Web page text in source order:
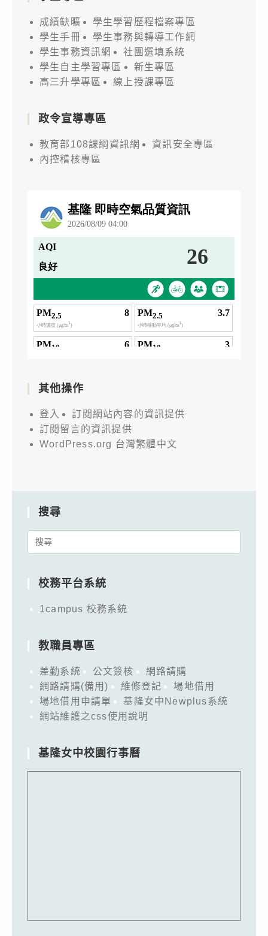
成績缺曠
學生學習歷程檔案專區
學生手冊
學生事務與轉導工作網
學生事務資訊網
社團選填系統
學生自主學習專區
新生專區
高三升學專區
線上授課專區
政令宣導專區
教育部108課綱資訊網
資訊安全專區
內控稽核專區
其他操作
登入
訂閱網站內容的資訊提供
訂閱留言的資訊提供
WordPress.org 台灣繁體中文
搜尋
Search
校務平台系統
1campus 校務系統
教職員專區
差勤系統 公文簽核
網路請購
網路請購(備用)
維修登記
場地借用
場地借用申請單
基隆女中Newplus系統
網站維護之css使用說明
基隆女中校園行事曆